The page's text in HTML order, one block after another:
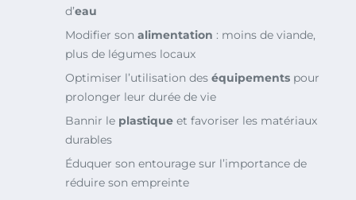
d’eau
Modifier son alimentation : moins de viande,
plus de légumes locaux
Optimiser l’utilisation des équipements pour
prolonger leur durée de vie
Bannir le plastique et favoriser les matériaux
durables
Éduquer son entourage sur l’importance de
réduire son empreinte